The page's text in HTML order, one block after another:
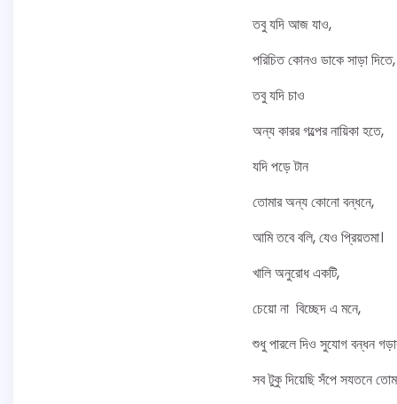
তবু যদি আজ যাও,
পরিচিত কোনও ডাকে সাড়া দিতে,
তবু যদি চাও
অন্য কারর গল্পের নায়িকা হতে,
যদি পড়ে টান
তোমার অন্য কোনো বন্ধনে,
আমি তবে বলি, যেও প্রিয়তমা।
খালি অনুরোধ একটি,
চেয়ো না বিচ্ছেদ এ মনে,
শুধু পারলে দিও সুযোগ বন্ধন
সব টুকু দিয়েছি সঁপে সযতনে